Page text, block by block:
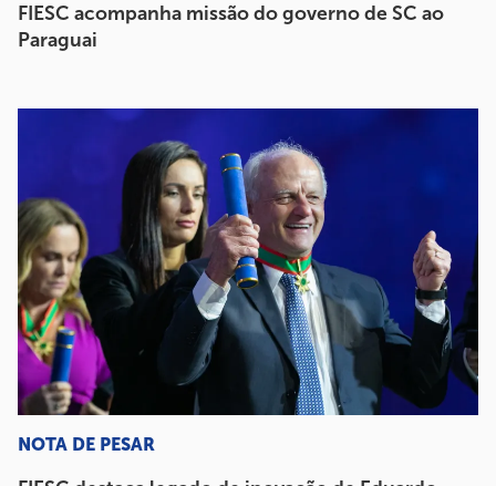
FIESC acompanha missão do governo de SC ao
Paraguai
NOTA DE PESAR